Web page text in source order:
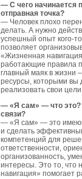
— С чего начинается
отправная точка?
— Человек плохо
делать. А нужно
успешный опыт кого-
позволяет
«Жизненная
работающие правила
главный маяк в жизни
ресурсы, которыми вы
реализовать свои
— «Я сам» — что это?
связи?
— «Я сам» — это
и сделать
компетенций для
ответственности,
организованность,
интересы. Это то, что
навигация» помогает